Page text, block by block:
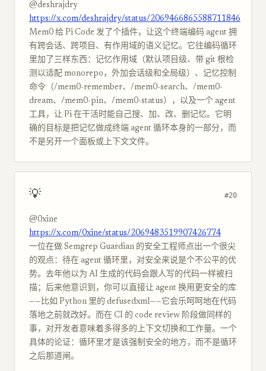
@deshrajdry
https://x.com/deshrajdry/status/2069466865588711846
Mem0 给 Pi Code 发了个插件，让这个终端编码 agent 拥
有跨会话、跨项目、有作用域的语义记忆。它往编码循环
里加了三样东西：记忆作用域（默认项目级、带 git 根检
测以适配 monorepo，外加会话级和全局级）、记忆控制
命令（/mem0-remember、/mem0-search、/mem0-
dream、/mem0-pin、/mem0-status），以及一个 agent
工具，让 Pi 在干活时能自己搜、加、改、删记忆。它明
确的目标是把记忆做成终端 agent 循环本身的一部分，而
不是另开一个面板或上下文文件。
💡 #20
@0xine
https://x.com/0xine/status/2069483519907426774
一位在做 Semgrep Guardian 的安全工程师点出一个很尖
的观点：待在 agent 循环里，对安全来说是个不公平的优
势。去年他以为 AI 生成的代码会跟人写的代码一样被扫
描；后来他意识到，你可以直接让 agent 换用更安全的库
——比如 Python 里的 defusedxml——它会乐呵呵地在代码
落地之前就改好。而在 CI 的 code review 阶段做同样的
事，对开发者意味着多得多的上下文切换和工作量。一个
具体的论证：循环里才是该强制安全的地方，而不是循环
之后那道闸。